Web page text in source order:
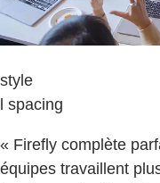
style
l spacing
« Firefly complète
équipes travaillent